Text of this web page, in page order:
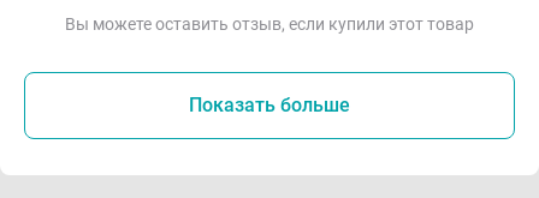
Вы можете оставить отзыв, если купили этот товар
Показать больше